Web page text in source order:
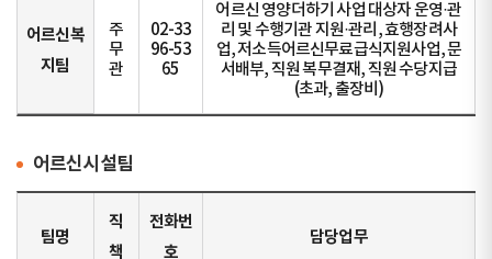
어르신복
지팀
주
무
관
02-33
96-53
65
어르신 영양더하기 사업 대상자 운영·관
리 및 수행기관 지원·관리, 효행장려사
업, 저소득어르신무료급식지원사업, 문
서배부, 직원 복무결재, 직원 수당지급
(초과, 출장비)
어르신시설팀
팀명
직
책
전화번
호
담당업무